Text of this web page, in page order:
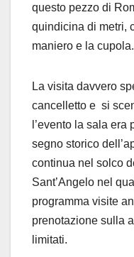
questo pezzo di
quindicina di metri,
maniero e la cupola.
La visita davvero
cancelletto e si
l’evento la sala era
segno storico
continua nel solco
Sant’Angelo nel
programma visite
prenotazione sulla
limitati.